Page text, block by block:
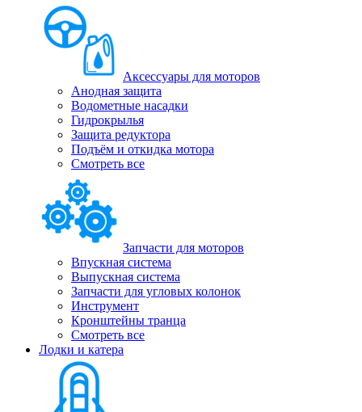
Аксессуары для моторов
Анодная защита
Водометные насадки
Гидрокрылья
Защита редуктора
Подъём и откидка мотора
Смотреть все
Запчасти для моторов
Впускная система
Выпускная система
Запчасти для угловых колонок
Инструмент
Кронштейны транца
Смотреть все
Лодки и катера